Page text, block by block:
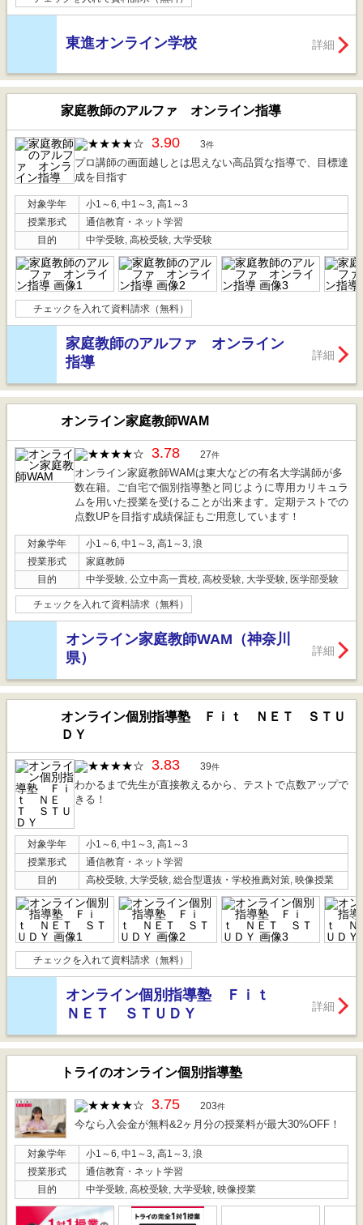
東進オンライン学校 詳細
家庭教師のアルファ オンライン指導
3.90 3件
プロ講師の画面越しとは思えない高品質な指導で、目標達
成を目指す
対象学年
小1～6, 中1～3, 高1～3
授業形式
通信教育・ネット学習
目的
中学受験, 高校受験, 大学受験
チェックを入れて資料請求（無料）
家庭教師のアルファ オンライン
指導
詳細
オンライン家庭教師WAM
3.78 27件
オンライン家庭教師WAMは東大などの有名大学講師が多
数在籍。ご自宅で個別指導塾と同じように専用カリキュラ
ムを用いた授業を受けることが出来ます。定期テストでの
点数UPを目指す成績保証もご用意しています！
対象学年
小1～6, 中1～3, 高1～3, 浪
授業形式
家庭教師
目的
中学受験, 公立中高一貫校, 高校受験, 大学受験, 医学部受験
チェックを入れて資料請求（無料）
オンライン家庭教師WAM（神奈川
県）
詳細
オンライン個別指導塾 Ｆｉｔ ＮＥＴ ＳＴＵ
ＤＹ
3.83 39件
わかるまで先生が直接教えるから、テストで点数アップで
きる！
対象学年
小1～6, 中1～3, 高1～3
授業形式
通信教育・ネット学習
目的
高校受験, 大学受験, 総合型選抜・学校推薦対策, 映像授業
チェックを入れて資料請求（無料）
オンライン個別指導塾 Ｆｉｔ
ＮＥＴ ＳＴＵＤＹ
詳細
トライのオンライン個別指導塾
3.75 203件
今なら入会金が無料&2ヶ月分の授業料が最大30%OFF！
対象学年
小1～6, 中1～3, 高1～3, 浪
授業形式
通信教育・ネット学習
目的
中学受験, 高校受験, 大学受験, 映像授業